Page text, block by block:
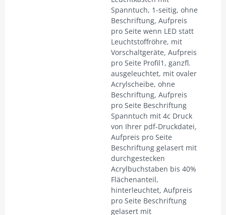
Spanntuch, 1-seitig, ohne
Beschriftung, Aufpreis
pro Seite wenn LED statt
Leuchtstoffröhre, mit
Vorschaltgeräte, Aufpreis
pro Seite Profil1, ganzfl.
ausgeleuchtet, mit ovaler
Acrylscheibe, ohne
Beschriftung, Aufpreis
pro Seite Beschriftung
Spanntuch mit 4c Druck
von Ihrer pdf-Druckdatei,
Aufpreis pro Seite
Beschriftung gelasert mit
durchgestecken
Acrylbuchstaben bis 40%
Flächenanteil,
hinterleuchtet, Aufpreis
pro Seite Beschriftung
gelasert mit